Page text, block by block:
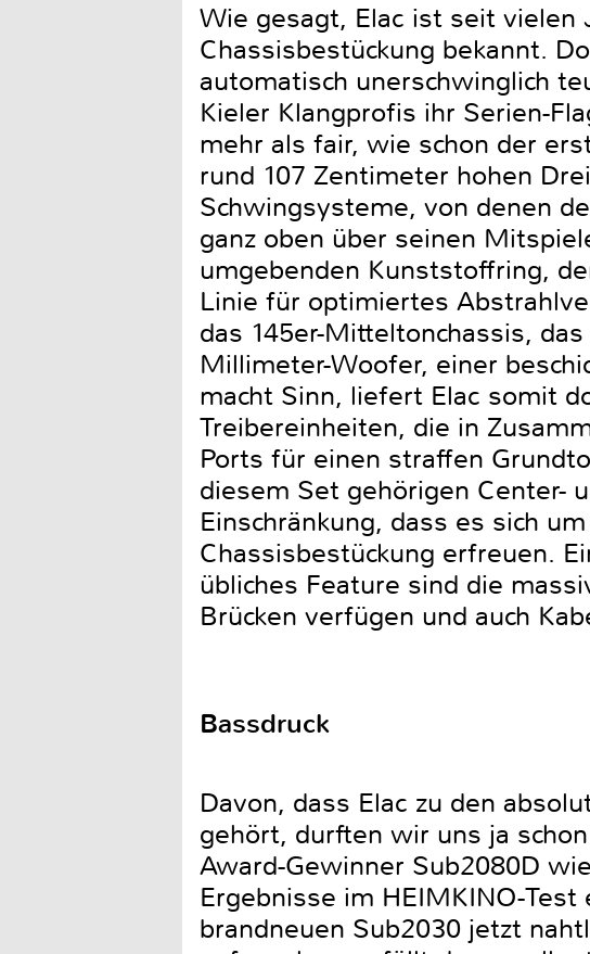
Wie gesagt, Elac ist seit vielen
Chassisbestückung bekannt.
automatisch unerschwinglich
Kieler Klangprofis ihr Serien-
mehr als fair, wie schon der
rund 107 Zentimeter hohen
Schwingsysteme, von denen
ganz oben über seinen
umgebenden Kunststoffring,
Linie für optimiertes
das 145er-Mitteltonchassis,
Millimeter-Woofer, einer
macht Sinn, liefert Elac somit
Treibereinheiten, die in
Ports für einen straffen
diesem Set gehörigen Center-
Einschränkung, dass es sich
Chassisbestückung erfreuen.
übliches Feature sind die
Brücken verfügen und auch
Bassdruck
Davon, dass Elac zu den
gehört, durften wir uns ja
Award-Gewinner Sub2080D
Ergebnisse im HEIMKINO-
brandneuen Sub2030 jetzt